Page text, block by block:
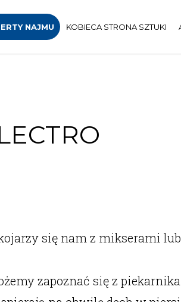
NAJMU KOBIECA STRONA SZTUKI
się nam z mikserami
zapoznać się z